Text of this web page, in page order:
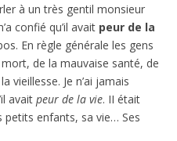
à un très gentil monsieur
confié qu’il avait peur de la
En règle générale les gens
de la mauvaise santé, de
vieillesse. Je n’ai jamais
avait peur de la vie. II était
enfants, sa vie… Ses